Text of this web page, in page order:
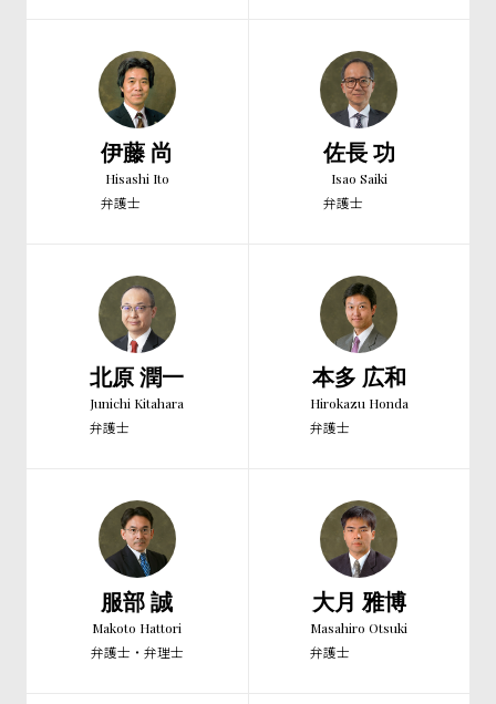
伊藤 尚
Hisashi Ito
弁護士
佐長 功
Isao Saiki
弁護士
北原 潤一
Junichi Kitahara
弁護士
本多 広和
Hirokazu Honda
弁護士
服部 誠
Makoto Hattori
弁護士・弁理士
大月 雅博
Masahiro Otsuki
弁護士